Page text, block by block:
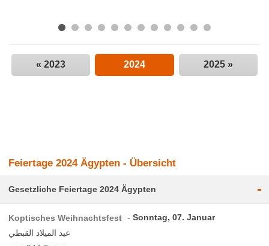
« 2023 2024 2025 »
Feiertage 2024 Ägypten - Übersicht
Gesetzliche Feiertage 2024 Ägypten -
Koptisches Weihnachtsfest
Sonntag, 07. Januar
عيد الميلاد القبطي